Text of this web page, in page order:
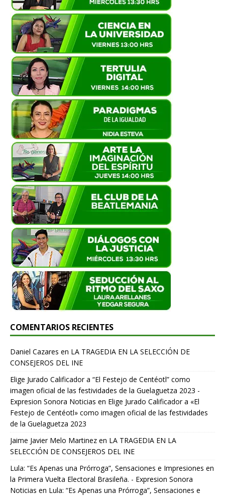
COMENTARIOS RECIENTES
Daniel Cazares en LA TRAGEDIA EN LA SELECCIÓN DE
CONSEJEROS DEL INE
Elige Jurado Calificador a “El Festejo de Centéotl” como
imagen oficial de las festividades de la Guelaguetza 2023 -
Expresion Sonora Noticias en Elige Jurado Calificador a «El
Festejo de Centéotl» como imagen oficial de las festividades
de la Guelaguetza 2023
Jaime Javier Melo Martinez en LA TRAGEDIA EN LA
SELECCIÓN DE CONSEJEROS DEL INE
Lula: “Es Apenas una Prórroga”, Sensaciones e Impresiones en
la Primera Vuelta Electoral Brasileña. - Expresion Sonora
Noticias en Lula: “Es Apenas una Prórroga”, Sensaciones e